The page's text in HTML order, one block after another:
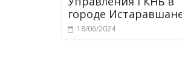
городе
18/06/2024